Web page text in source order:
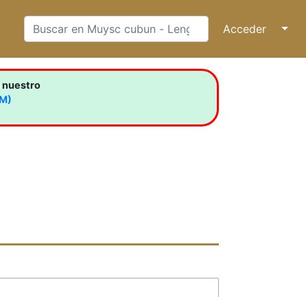
Acceder ↓
nuestro